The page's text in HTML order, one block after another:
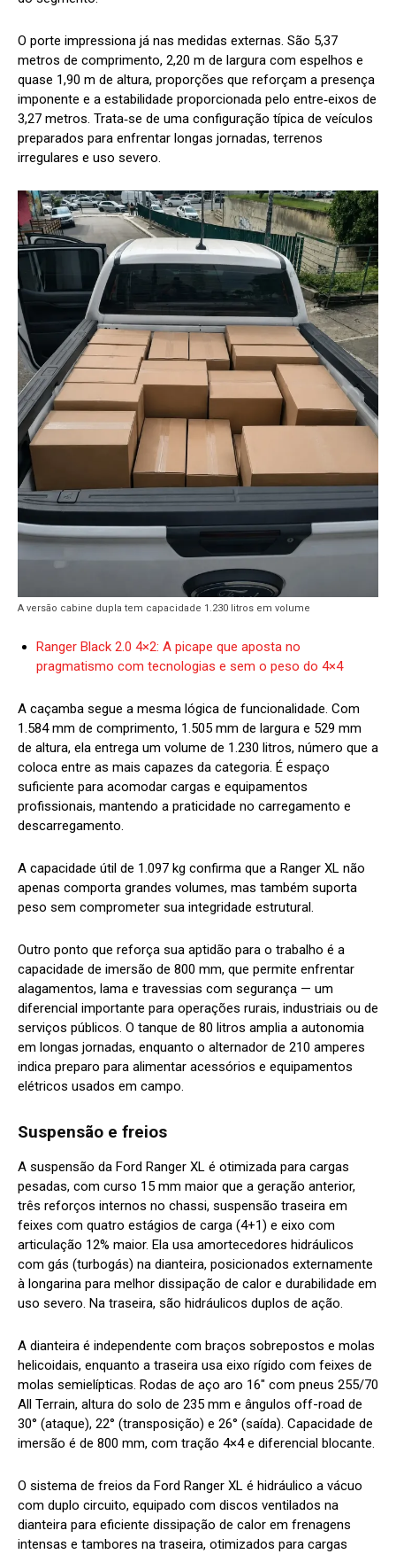
O porte impressiona já nas medidas externas. São 5,37
metros de comprimento, 2,20 m de largura com espelhos e
quase 1,90 m de altura, proporções que reforçam a presença
imponente e a estabilidade proporcionada pelo entre‑eixos de
3,27 metros. Trata‑se de uma configuração típica de veículos
preparados para enfrentar longas jornadas, terrenos
irregulares e uso severo.
A versão cabine dupla tem capacidade 1.230 litros em volume
Ranger Black 2.0 4×2: A picape que aposta no
pragmatismo com tecnologias e sem o peso do 4×4
A caçamba segue a mesma lógica de funcionalidade. Com
1.584 mm de comprimento, 1.505 mm de largura e 529 mm
de altura, ela entrega um volume de 1.230 litros, número que a
coloca entre as mais capazes da categoria. É espaço
suficiente para acomodar cargas e equipamentos
profissionais, mantendo a praticidade no carregamento e
descarregamento.
A capacidade útil de 1.097 kg confirma que a Ranger XL não
apenas comporta grandes volumes, mas também suporta
peso sem comprometer sua integridade estrutural.
Outro ponto que reforça sua aptidão para o trabalho é a
capacidade de imersão de 800 mm, que permite enfrentar
alagamentos, lama e travessias com segurança — um
diferencial importante para operações rurais, industriais ou de
serviços públicos. O tanque de 80 litros amplia a autonomia
em longas jornadas, enquanto o alternador de 210 amperes
indica preparo para alimentar acessórios e equipamentos
elétricos usados em campo.
Suspensão e freios
A suspensão da Ford Ranger XL é otimizada para cargas
pesadas, com curso 15 mm maior que a geração anterior,
três reforços internos no chassi, suspensão traseira em
feixes com quatro estágios de carga (4+1) e eixo com
articulação 12% maior. Ela usa amortecedores hidráulicos
com gás (turbogás) na dianteira, posicionados externamente
à longarina para melhor dissipação de calor e durabilidade em
uso severo. Na traseira, são hidráulicos duplos de ação.
A dianteira é independente com braços sobrepostos e molas
helicoidais, enquanto a traseira usa eixo rígido com feixes de
molas semielípticas. Rodas de aço aro 16″ com pneus 255/70
All Terrain, altura do solo de 235 mm e ângulos off-road de
30° (ataque), 22° (transposição) e 26° (saída). Capacidade de
imersão é de 800 mm, com tração 4×4 e diferencial blocante.
O sistema de freios da Ford Ranger XL é hidráulico a vácuo
com duplo circuito, equipado com discos ventilados na
dianteira para eficiente dissipação de calor em frenagens
intensas e tambores na traseira, otimizados para cargas